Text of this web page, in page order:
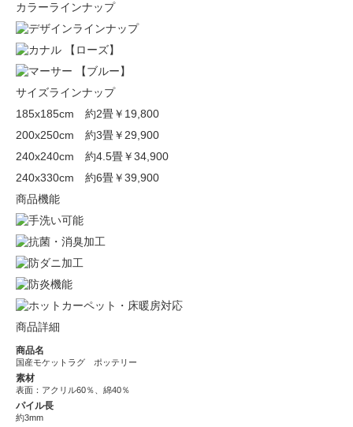
カラーラインナップ
【ローズ】
【ブルー】
サイズラインナップ
185x185cm 約2畳￥19,800
200x250cm 約3畳￥29,900
240x240cm 約4.5畳￥34,900
240x330cm 約6畳￥39,900
商品機能
商品詳細
商品名
国産モケットラグ ポッテリー
素材
表面：アクリル60％、綿40％
パイル長
約3mm